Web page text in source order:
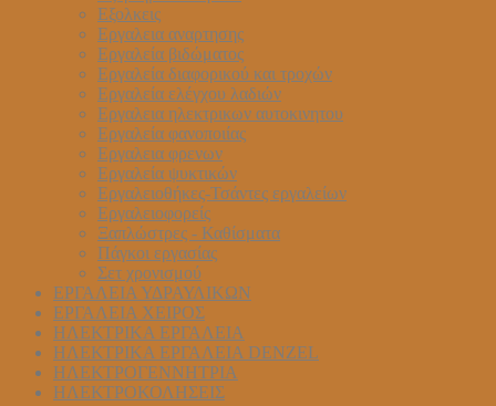
Εξολκεις
Εργαλεια αναρτησης
Εργαλεία βιδώματος
Εργαλεία διαφορικού και τροχών
Εργαλεία ελέγχου λαδιών
Εργαλεια ηλεκτρικων αυτοκινητου
Εργαλεία φανοποιίας
Εργαλεια φρενων
Εργαλεία ψυκτικών
Εργαλειοθήκες-Τσάντες εργαλείων
Εργαλειοφορείς
Ξαπλώστρες - Καθίσματα
Πάγκοι εργασίας
Σετ χρονισμού
ΕΡΓΑΛΕΙΑ ΥΔΡΑΥΛΙΚΩΝ
ΕΡΓΑΛΕΙΑ ΧΕΙΡΟΣ
ΗΛΕΚΤΡΙΚΑ ΕΡΓΑΛΕΙΑ
ΗΛΕΚΤΡΙΚΑ ΕΡΓΑΛΕΙΑ DENZEL
ΗΛΕΚΤΡΟΓΕΝΝΗΤΡΙΑ
ΗΛΕΚΤΡΟΚΟΛΗΣΕΙΣ